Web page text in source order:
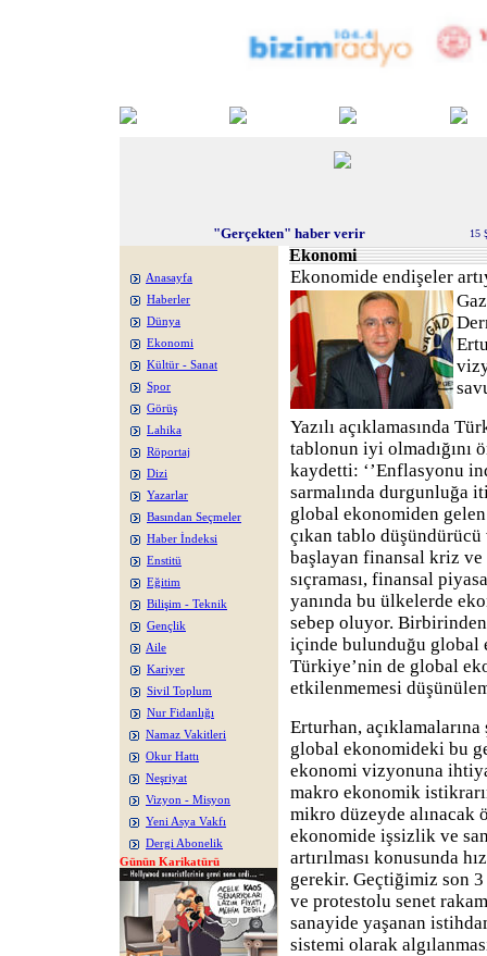
"Gerçekten" haber verir 15
Anasayfa
Haberler
Dünya
Ekonomi
Kültür - Sanat
Spor
Görüş
Lahika
Röportaj
Dizi
Yazarlar
Basından Seçmeler
Haber İndeksi
Enstitü
Eğitim
Bilişim - Teknik
Gençlik
Aile
Kariyer
Sivil Toplum
Nur Fidanlığı
Namaz Vakitleri
Okur Hattı
Neşriyat
Vizyon - Misyon
Yeni Asya Vakfı
Dergi Abonelik
Günün Karikatürü
Ekonomi
Ekonomide endişeler
Yazılı açıklamasında
tablonun iyi olmadığını
kaydetti: ‘’Enflasyonu
sarmalında durgunluğa
global ekonomiden
çıkan tablo
başlayan finansal kriz
sıçraması, finansal
yanında bu ülkelerde
sebep oluyor.
içinde bulunduğu global
Türkiye’nin de global
etkilenmemesi
Erturhan,
global ekonomideki bu
ekonomi vizyonuna
makro ekonomik
mikro düzeyde
ekonomide işsizlik ve
artırılması konusunda
gerekir. Geçtiğimiz son 3
ve protestolu senet
sanayide yaşanan
sistemi olarak